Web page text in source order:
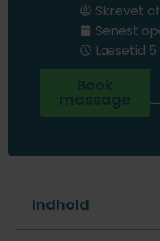
Skrevet af
Senest
Læsetid
Book
massage
Indhold